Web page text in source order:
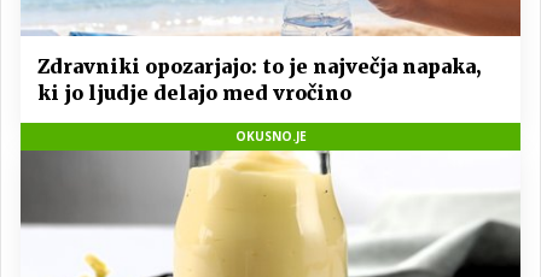
Zdravniki opozarjajo: to je največja napaka,
ki jo ljudje delajo med vročino
OKUSNO.JE